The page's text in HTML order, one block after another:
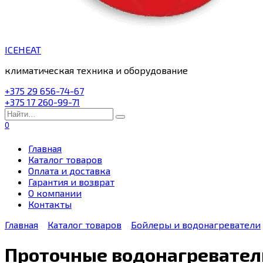
ICEHEAT
климатическая техника и оборудование
+375 29 656-74-67
+375 17 260-99-71
Search
for:
0
Главная
Каталог товаров
Оплата и доставка
Гарантия и возврат
О компании
Контакты
Главная
Каталог товаров Бойлеры и водонагреватели
Проточные